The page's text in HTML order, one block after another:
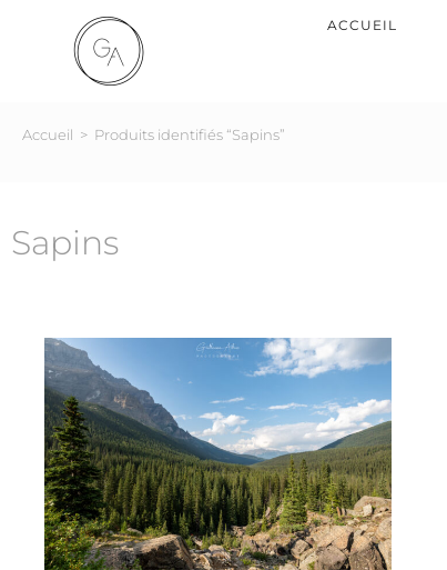
ACCUEIL
Accueil > Produits identifiés “Sapins”
Sapins